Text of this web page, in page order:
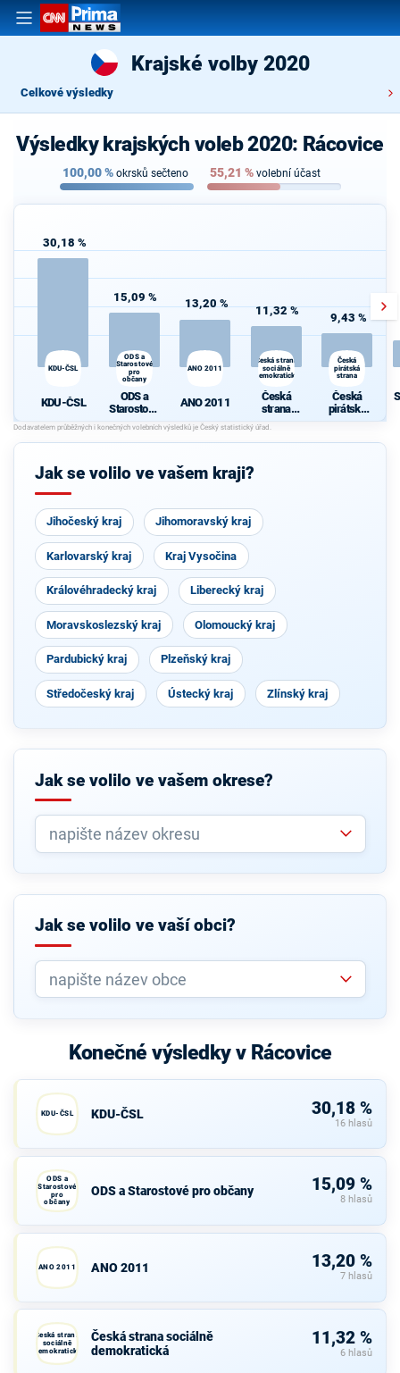
Krajské volby 2020
Celkové výsledky
Výsledky krajských voleb 2020: Rácovice
100,00% okrsků sečteno 55,21 % volební účast
30,18 %
KDU-ČSL
KDU-ČSL
15,09 %
ODS a
Starostové
pro
občany
ODS a
Starostové
pro občany
13,20 %
ANO 2011
ANO 2011
11,32 %
Česká strana
sociálně
demokratická
Česká
strana
sociálně
demokrati
cká
9,43 %
Česká
pirátská
strana
Česká
pirátská
strana
Jak se volilo ve vašem kraji?
Jihočeský kraj Jihomoravský kraj
Karlovarský kraj Kraj Vysočina
Královéhradecký kraj Liberecký kraj
Moravskoslezský kraj Olomoucký kraj
Pardubický kraj Plzeňský kraj
Středočeský kraj Ústecký kraj Zlínský kraj
Jak se volilo ve vašem okrese?
Jak se volilo ve vaší obci?
Konečné výsledky v Rácovice
KDU-ČSL KDU-ČSL 30,18 %
16 hlasů
ODS a
Starostové
pro
občany
ODS a Starostové pro občany 15,09 %
8 hlasů
ANO 2011 ANO 2011 13,20 %
7 hlasů
Česká strana
sociálně
demokratická
Česká strana sociálně
demokratická
11,32 %
6 hlasů